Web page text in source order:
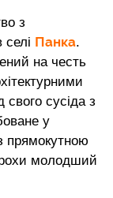
з
Панка.
на честь
сусіда з
у
прямокутною
молодший